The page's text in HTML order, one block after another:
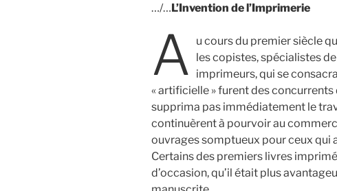
…/…L’Invention de l’Imprimerie
A
u cours du premier siècle
les copistes, spécialistes de
imprimeurs, qui se
« artificielle » furent des
supprima pas immédiatement le
continuèrent à pourvoir au
ouvrages somptueux pour ceux qui
Certains des premiers livres
d’occasion, qu’il était plus